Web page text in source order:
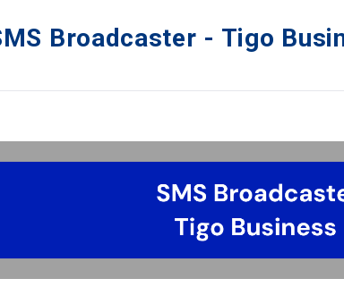
Broadcaster - Tigo